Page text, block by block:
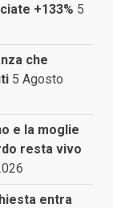
+133% 5
che
5 Agosto
e la moglie
resta vivo
entra